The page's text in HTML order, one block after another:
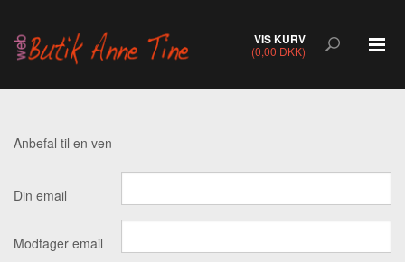
VIS KURV
(0,00 DKK)
Anbefal til en ven
Din email
Modtager email